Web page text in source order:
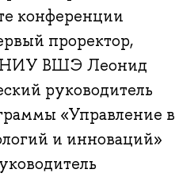
конференции
проректор,
ВШЭ Леонид
руководитель
«Управление в
и инноваций»